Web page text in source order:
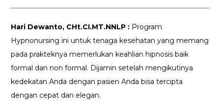
Hari Dewanto, CHt.CI.MT.NNLP : Program
Hypnonursing ini untuk tenaga kesehatan yang memang
pada prakteknya memerlukan keahlian hipnosis baik
formal dan non formal. Dijamin setelah mengikutinya
kedekatan Anda dengan pasien Anda bisa tercipta
dengan cepat dan elegan.